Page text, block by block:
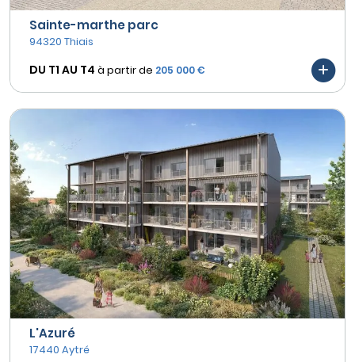
Sainte-marthe parc
94320 Thiais
DU T1 AU T4 à partir de 205 000 €
L'Azuré
17440 Aytré